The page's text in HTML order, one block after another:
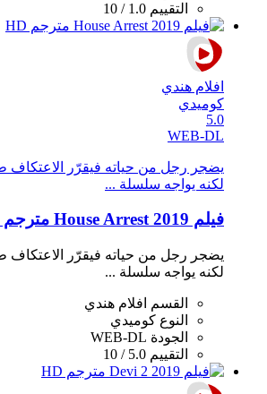
التقييم 1.0 / 10
افلام هندي
كوميدي
5.0
WEB-DL
يضجر رجل من حياته فيقرّر الاعتكاف
لكنه يواجه سلسلة ...
فيلم House Arrest 2019 مترجم HD
يضجر رجل من حياته فيقرّر الاعتكاف
لكنه يواجه سلسلة ...
القسم
افلام هندي
النوع كوميدي
الجودة WEB-DL
التقييم 5.0 / 10